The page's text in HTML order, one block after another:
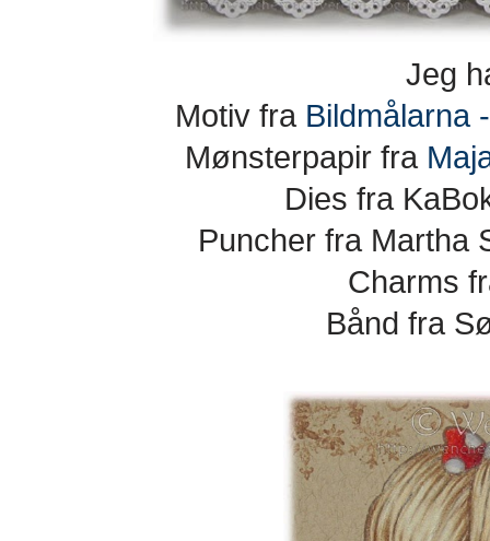
Jeg
Motiv fra Bildmålarna
Mønsterpapir fra
Dies fra
Puncher fra Martha
Charms
Bånd fra